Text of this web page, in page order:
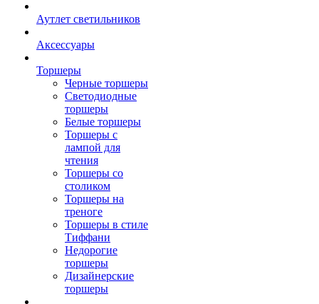
Аутлет светильников
Аксессуары
Торшеры
Черные торшеры
Светодиодные
торшеры
Белые торшеры
Торшеры с
лампой для
чтения
Торшеры со
столиком
Торшеры на
треноге
Торшеры в стиле
Тиффани
Недорогие
торшеры
Дизайнерские
торшеры